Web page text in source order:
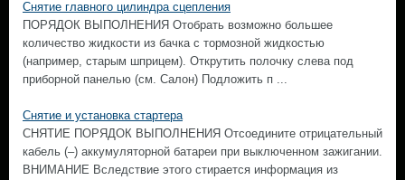
Снятие главного цилиндра сцепления
ПОРЯДОК ВЫПОЛНЕНИЯ Отобрать возможно большее
количество жидкости из бачка с тормозной жидкостью
(например, старым шприцем). Открутить полочку слева под
приборной панелью (см. Салон) Подложить п ...
Снятие и установка стартера
СНЯТИЕ ПОРЯДОК ВЫПОЛНЕНИЯ Отсоедините отрицательный
кабель (–) аккумуляторной батареи при выключенном зажигании.
ВНИМАНИЕ Вследствие этого стирается информация из